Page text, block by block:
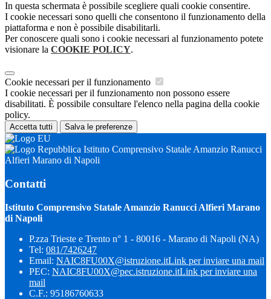
In questa schermata è possibile scegliere quali cookie consentire.
I cookie necessari sono quelli che consentono il funzionamento della
piattaforma e non è possibile disabilitarli.
Per conoscere quali sono i cookie necessari al funzionamento potete
visionare la COOKIE POLICY.
Cookie necessari per il funzionamento
I cookie necessari per il funzionamento non possono essere
disabilitati. È possibile consultare l'elenco nella pagina della cookie
policy.
Accetta tutti Salva le preferenze
Istituto Comprensivo Statale Amanzio Ranucci
Alfieri Marano di Napoli
Contatti
Istituto Comprensivo Statale Amanzio Ranucci Alfieri Marano
di Napoli
P.zza Trieste e Trento n° 1 - 80016 - Marano di Napoli (NA)
Tel: 081/7426247
Email: NAIC8FU00X@istruzione.itLink per inviare una mail
PEC: NAIC8FU00X@pec.istruzione.itLink per inviare una
mail
C.F.: 95186760633